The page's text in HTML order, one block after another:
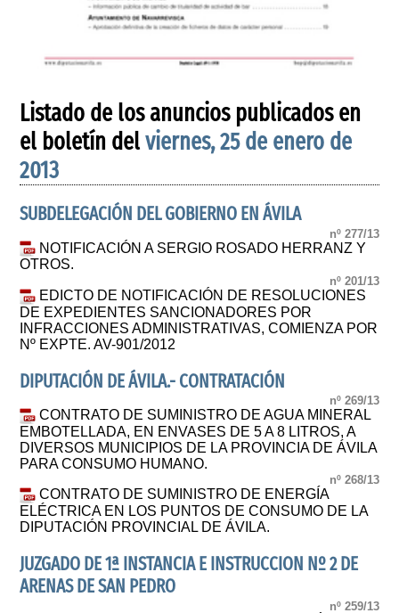
Listado de los anuncios publicados en
el boletín delviernes, 25 de enero de
2013
SUBDELEGACIÓN DEL GOBIERNO EN ÁVILA
nº 277/13
NOTIFICACIÓN A SERGIO ROSADO HERRANZ Y
OTROS.
nº 201/13
EDICTO DE NOTIFICACIÓN DE RESOLUCIONES
DE EXPEDIENTES SANCIONADORES POR
INFRACCIONES ADMINISTRATIVAS, COMIENZA POR
Nº EXPTE. AV-901/2012
DIPUTACIÓN DE ÁVILA.- CONTRATACIÓN
nº 269/13
CONTRATO DE SUMINISTRO DE AGUA MINERAL
EMBOTELLADA, EN ENVASES DE 5 A 8 LITROS, A
DIVERSOS MUNICIPIOS DE LA PROVINCIA DE ÁVILA
PARA CONSUMO HUMANO.
nº 268/13
CONTRATO DE SUMINISTRO DE ENERGÍA
ELÉCTRICA EN LOS PUNTOS DE CONSUMO DE LA
DIPUTACIÓN PROVINCIAL DE ÁVILA.
JUZGADO DE 1ª INSTANCIA E INSTRUCCION Nº 2 DE
ARENAS DE SAN PEDRO
nº 259/13